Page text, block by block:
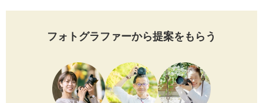
フォトグラファーから提案をもらう